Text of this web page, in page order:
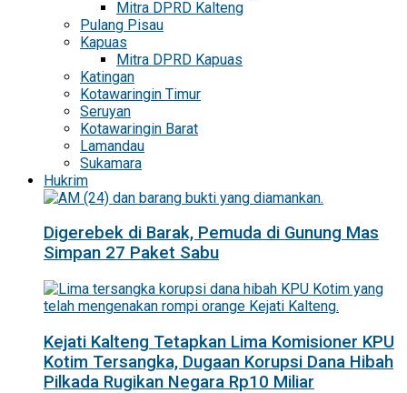
Mitra DPRD Kalteng
Pulang Pisau
Kapuas
Mitra DPRD Kapuas
Katingan
Kotawaringin Timur
Seruyan
Kotawaringin Barat
Lamandau
Sukamara
Hukrim
Digerebek di Barak, Pemuda di Gunung Mas
Simpan 27 Paket Sabu
Kejati Kalteng Tetapkan Lima Komisioner KPU
Kotim Tersangka, Dugaan Korupsi Dana Hibah
Pilkada Rugikan Negara Rp10 Miliar